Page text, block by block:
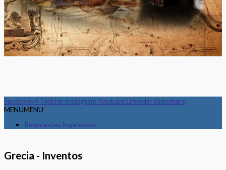
Facebook-f Twitter Instagram Youtube Linkedin Slideshare
MENUMENU
Respuestas Ingeniosas
Grecia - Inventos